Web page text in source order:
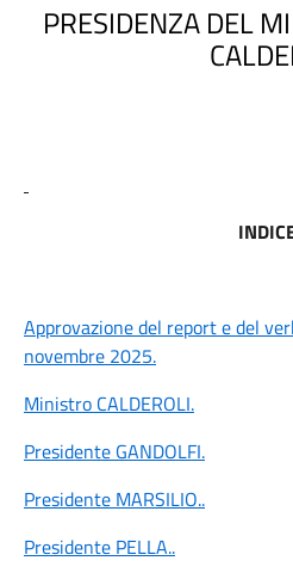
PRESIDENZA DEL
Approvazione del report e del
novembre 2025.
Ministro CALDEROLI.
Presidente GANDOLFI.
Presidente MARSILIO..
Presidente PELLA..